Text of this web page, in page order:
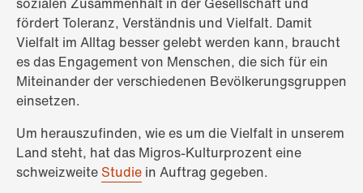
fördert Toleranz, Verständnis und Vielfalt. Damit
Vielfalt im Alltag besser gelebt werden kann, braucht
es das Engagement von Menschen, die sich für ein
Miteinander der verschiedenen Bevölkerungsgruppen
einsetzen.
Um herauszufinden, wie es um die Vielfalt in unserem
Land steht, hat das Migros-Kulturprozent eine
schweizweite Studie in Auftrag gegeben.